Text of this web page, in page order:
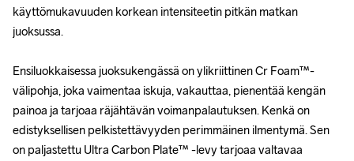
käyttömukavuuden korkean intensiteetin pitkän matkan
juoksussa.
Ensiluokkaisessa juoksukengässä on ylikriittinen Cr Foam™-
välipohja, joka vaimentaa iskuja, vakauttaa, pienentää kengän
painoa ja tarjoaa räjähtävän voimanpalautuksen. Kenkä on
edistyksellisen pelkistettävyyden perimmäinen ilmentymä. Sen
on paljastettu Ultra Carbon Plate™ -levy tarjoaa valtavaa
käyttömukavuuden korkean intensiteetin pitkän matkan
juoksussa.
Ensiluokkaisessa juoksukengässä on ylikriittinen Cr Foam™-
välipohja, joka vaimentaa iskuja, vakauttaa, pienentää kengän
painoa ja tarjoaa räjähtävän voimanpalautuksen. Kenkä on
edistyksellisen pelkistettävyyden perimmäinen ilmentymä. Sen
on paljastettu Ultra Carbon Plate™ -levy tarjoaa valtavaa